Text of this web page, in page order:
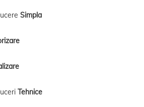
Simpla
Tehnice